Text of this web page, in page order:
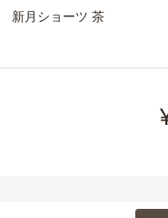
新月ショーツ 茶